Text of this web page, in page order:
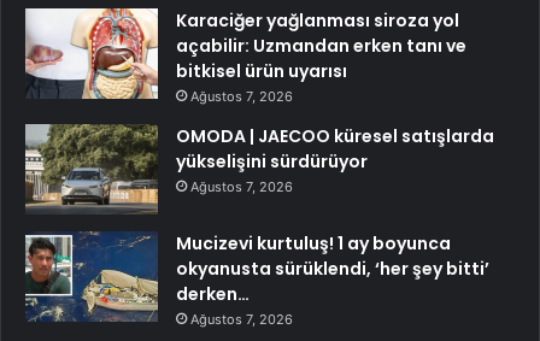
Karaciğer yağlanması siroza yol
açabilir: Uzmandan erken tanı ve
bitkisel ürün uyarısı
Ağustos 7, 2026
OMODA | JAECOO küresel satışlarda
yükselişini sürdürüyor
Ağustos 7, 2026
Mucizevi kurtuluş! 1 ay boyunca
okyanusta sürüklendi, ‘her şey bitti’
derken…
Ağustos 7, 2026